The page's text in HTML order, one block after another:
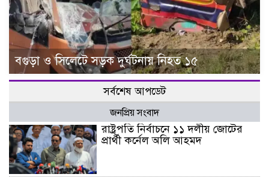
বগুড়া ও সিলেটে সড়ক দুর্ঘটনায় নিহত ১৫
সর্বশেষ আপডেট
জনপ্রিয় সংবাদ
রাষ্ট্রপতি নির্বাচনে ১১ দলীয় জোটের
প্রার্থী কর্নেল অলি আহমদ